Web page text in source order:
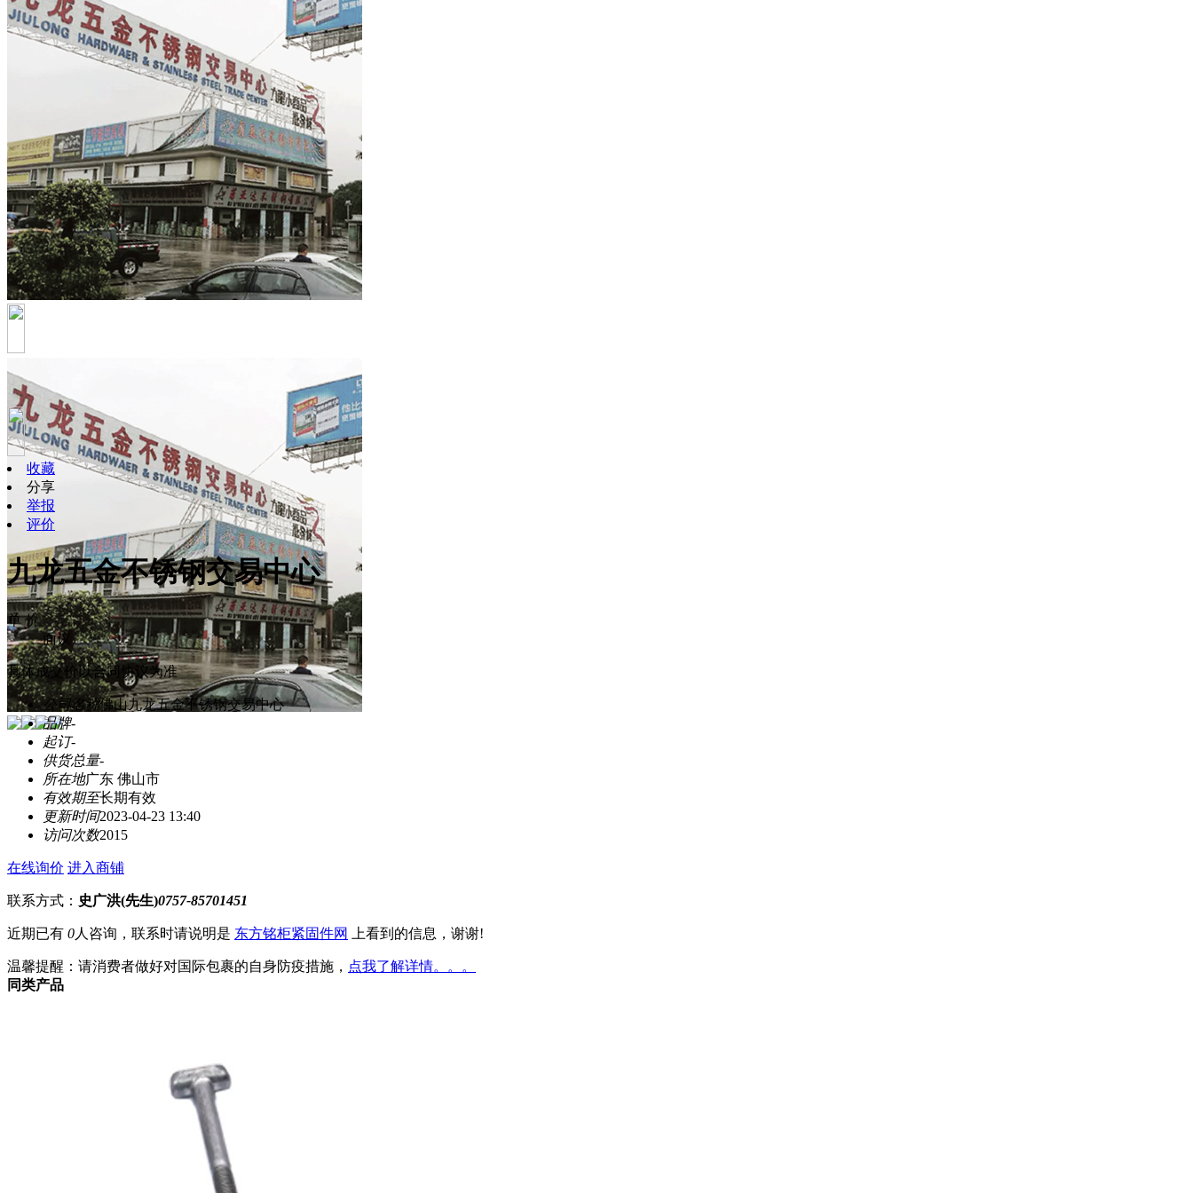
收藏
分享
举报
评价
九龙五金不锈钢交易中心
单 价
面议
具体成交价以合同协议为准
公司名称佛山九龙五金不锈钢交易中心
品牌-
起订-
供货总量-
所在地广东 佛山市
有效期至长期有效
更新时间2023-04-23 13:40
访问次数2015
在线询价 进入商铺
联系方式： 史广洪(先生)0757-85701451
近期已有 0人咨询，联系时请说明是 东方铭柜紧固件网 上看到的信息，谢谢!
温馨提醒：请消费者做好对国际包裹的自身防疫措施， 点我了解详情。。。
同类产品